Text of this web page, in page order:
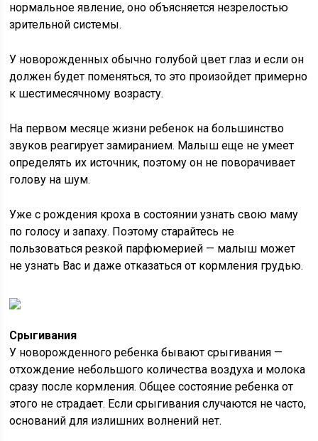
нормальное явление, оно объясняется незрелостью
зрительной системы.
У новорожденных обычно голубой цвет глаз и если он
должен будет поменяться, то это произойдет примерно
к шестимесячному возрасту.
На первом месяце жизни ребенок на большинство
звуков реагирует замиранием. Малыш еще не умеет
определять их источник, поэтому он не поворачивает
голову на шум.
Уже с рождения кроха в состоянии узнать свою маму
по голосу и запаху. Поэтому старайтесь не
пользоваться резкой парфюмерией — малыш может
не узнать Вас и даже отказаться от кормления грудью.
Срыгивания
У новорожденного ребенка бывают срыгивания —
отхождение небольшого количества воздуха и молока
сразу после кормления. Общее состояние ребенка от
этого не страдает. Если срыгивания случаются не часто,
оснований для излишних волнений нет.